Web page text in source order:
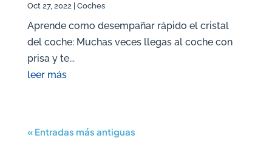
Oct 27, 2022| Coches
Aprende como desempañar rápido el cristal
del coche: Muchas veces llegas al coche con
prisa y te...
leer más
« Entradas más antiguas